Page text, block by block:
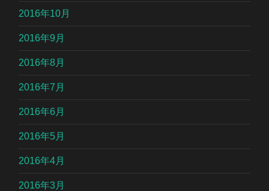
2016年10月
2016年9月
2016年8月
2016年7月
2016年6月
2016年5月
2016年4月
2016年3月